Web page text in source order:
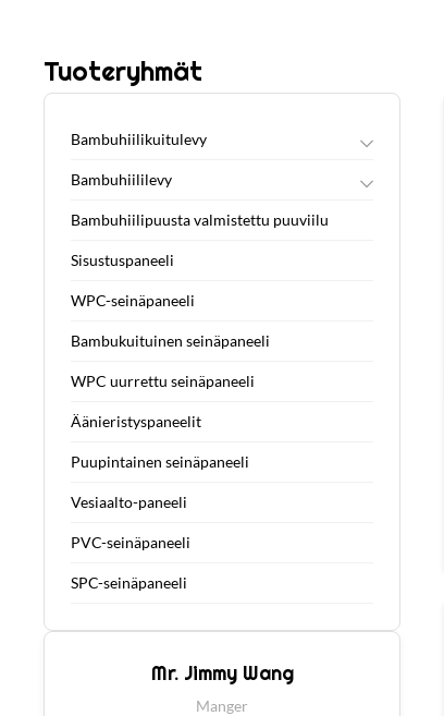
Tuoteryhmät
Bambuhiilikuitulevy
Ympäristöystävälliset rakennusmateriaalit
Sec-Hiilikuitulevy
Bambuhiililevy
Sec-Bambuhiili
Bambuhiilipuusta valmistettu puuviilu
Sisustuspaneeli
WPC-seinäpaneeli
Bambukuituinen seinäpaneeli
WPC uurrettu seinäpaneeli
Äänieristyspaneelit
Puupintainen seinäpaneeli
Vesiaalto-paneeli
PVC-seinäpaneeli
SPC-seinäpaneeli
Mr. Jimmy Wang
Manger